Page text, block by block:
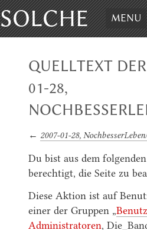
SOLCHE MENU
QUELLTEXT
01-28,
← 2007-01-28,
Du bist aus dem
berechtigt, die Seite zu
Diese Aktion ist auf
einer der Gruppen „
Administratoren,